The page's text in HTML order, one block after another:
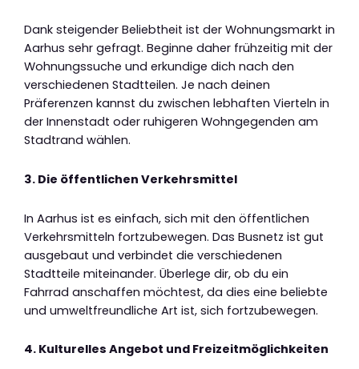
Dank steigender Beliebtheit ist der Wohnungsmarkt in
Aarhus sehr gefragt. Beginne daher frühzeitig mit der
Wohnungssuche und erkundige dich nach den
verschiedenen Stadtteilen. Je nach deinen
Präferenzen kannst du zwischen lebhaften Vierteln in
der Innenstadt oder ruhigeren Wohngegenden am
Stadtrand wählen.
3. Die öffentlichen Verkehrsmittel
In Aarhus ist es einfach, sich mit den öffentlichen
Verkehrsmitteln fortzubewegen. Das Busnetz ist gut
ausgebaut und verbindet die verschiedenen
Stadtteile miteinander. Überlege dir, ob du ein
Fahrrad anschaffen möchtest, da dies eine beliebte
und umweltfreundliche Art ist, sich fortzubewegen.
4. Kulturelles Angebot und Freizeitmöglichkeiten